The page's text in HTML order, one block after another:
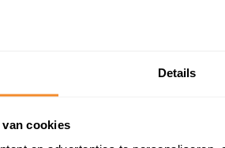
Details
cookies
de buurt